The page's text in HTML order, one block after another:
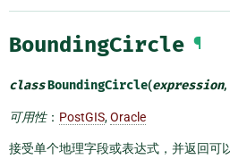
BoundingCircle ¶
classBoundingCircle(expression,
可用性： PostGIS,Oracle
接受单个地理字段或表达式，并返回可